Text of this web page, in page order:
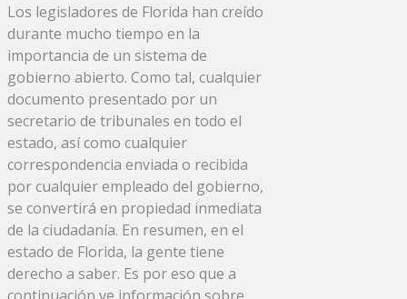
Los legisladores de Florida han creído
durante mucho tiempo en la
importancia de un sistema de
gobierno abierto. Como tal, cualquier
documento presentado por un
secretario de tribunales en todo el
estado, así como cualquier
correspondencia enviada o recibida
por cualquier empleado del gobierno,
se convertirá en propiedad inmediata
de la ciudadanía. En resumen, en el
estado de Florida, la gente tiene
derecho a saber. Es por eso que a